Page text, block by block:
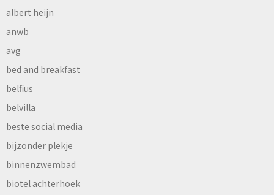
albert heijn
anwb
avg
bed and breakfast
belfius
belvilla
beste social media
bijzonder plekje
binnenzwembad
biotel achterhoek